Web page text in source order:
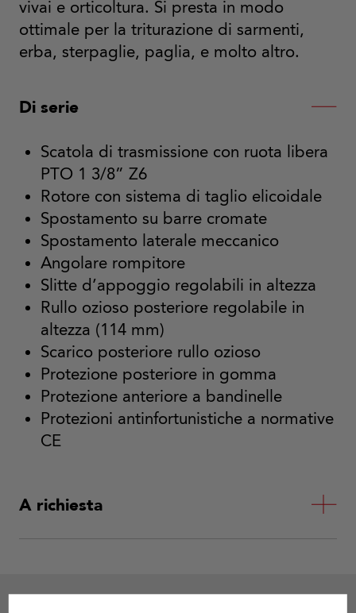
vivai e orticoltura. Si presta in modo
ottimale per la triturazione di sarmenti,
erba, sterpaglie, paglia, e molto altro.
Di serie
Scatola di trasmissione con ruota libera
PTO 1 3/8” Z6
Rotore con sistema di taglio elicoidale
Spostamento su barre cromate
Spostamento laterale meccanico
Angolare rompitore
Slitte d’appoggio regolabili in altezza
Rullo ozioso posteriore regolabile in
altezza (114 mm)
Scarico posteriore rullo ozioso
Protezione posteriore in gomma
Protezione anteriore a bandinelle
Protezioni antinfortunistiche a normative
CE
A richiesta